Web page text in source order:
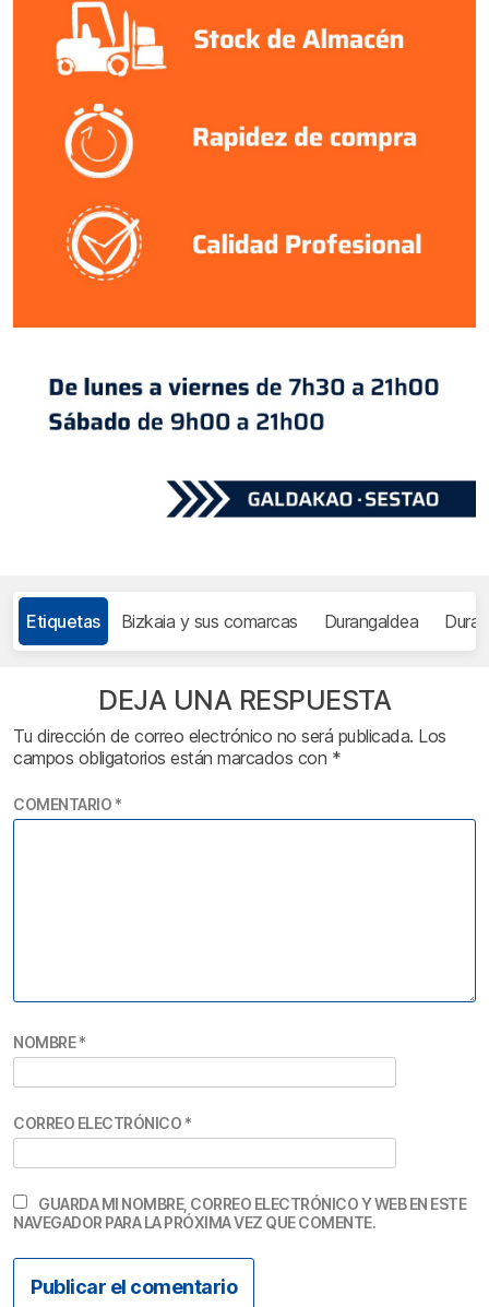
Etiquetas Bizkaia y sus comarcas Durangaldea
DEJA UNA RESPUESTA
Tu dirección de correo electrónico no será publicada. Los
campos obligatorios están marcados con *
COMENTARIO *
NOMBRE*
CORREO ELECTRÓNICO *
GUARDA MI NOMBRE, CORREO ELECTRÓNICO Y WEB EN ESTE
NAVEGADOR PARA LA PRÓXIMA VEZ QUE COMENTE.